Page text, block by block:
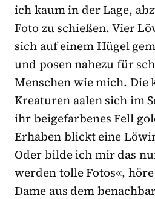
ich kaum in der Lage,
Foto zu schießen. Vier
sich auf einem Hügel
und posen nahezu für
Menschen wie mich. Die
Kreaturen aalen sich im
ihr beigefarbenes Fell
Erhaben blickt eine
Oder bilde ich mir das
werden tolle Fotos«,
Dame aus dem